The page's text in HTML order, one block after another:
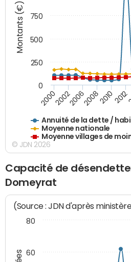
Montants (€)
Annuité de la dette /
Moyenne nationale
Moyenne villages de
200020022006200820102012
0
250
500
750
© JDN 2026
Capacité de
Domeyrat
(Source : JDN d'après
60
80